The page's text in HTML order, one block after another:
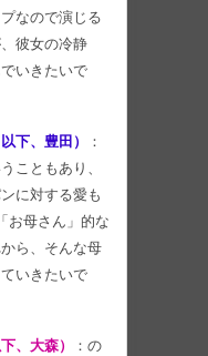
なので演じる
彼女の冷静
いきたいで
下、豊田）
：
こともあり、
に対する愛も
お母さん」的な
ら、そんな母
いきたいで
、大森）
：の